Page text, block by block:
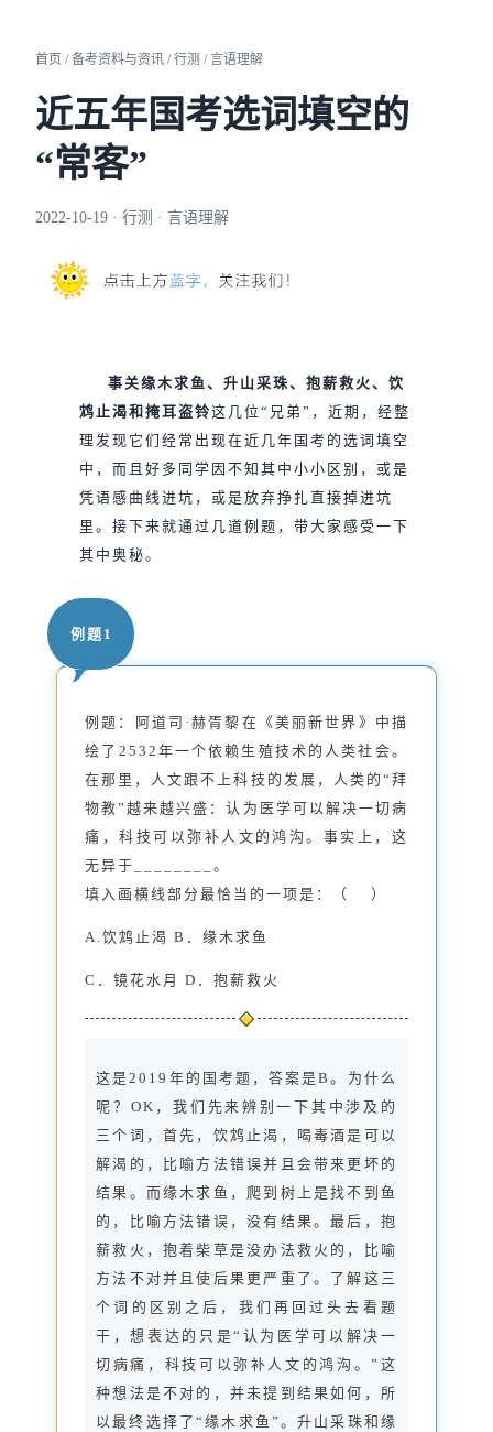
首页 / 备考资料与资讯 / 行测 / 言语理解
近五年国考选词填空的
“常客”
2022-10-19 · 行测 · 言语理解
事关缘木求鱼、升山采珠、抱薪救火、饮
鸩止渴和掩耳盗铃这几位“兄弟”，近期，经整
理发现它们经常出现在近几年国考的选词填空
中，而且好多同学因不知其中小小区别，或是
凭语感曲线进坑，或是放弃挣扎直接掉进坑
里。接下来就通过几道例题，带大家感受一下
其中奥秘。
例题1
例题：阿道司·赫胥黎在《美丽新世界》中描
绘了2532年一个依赖生殖技术的人类社会。
在那里，人文跟不上科技的发展，人类的“拜
物教”越来越兴盛：认为医学可以解决一切病
痛，科技可以弥补人文的鸿沟。事实上，这
无异于________。
填入画横线部分最恰当的一项是：（ ）
A.饮鸩止渴 B．缘木求鱼
C．镜花水月 D．抱薪救火
这是2019年的国考题，答案是B。为什么
呢？OK，我们先来辨别一下其中涉及的
三个词，首先，饮鸩止渴，喝毒酒是可以
解渴的，比喻方法错误并且会带来更坏的
结果。而缘木求鱼，爬到树上是找不到鱼
的，比喻方法错误，没有结果。最后，抱
薪救火，抱着柴草是没办法救火的，比喻
方法不对并且使后果更严重了。了解这三
个词的区别之后，我们再回过头去看题
干，想表达的只是“认为医学可以解决一
切病痛，科技可以弥补人文的鸿沟。”这
种想法是不对的，并未提到结果如何，所
以最终选择了“缘木求鱼”。升山采珠和缘